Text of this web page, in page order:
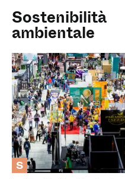
Sostenibilità
ambientale
S